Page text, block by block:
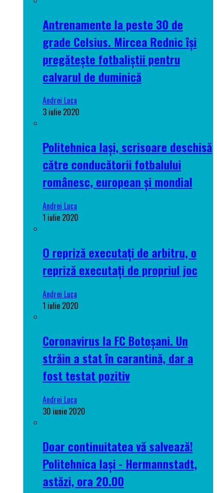
Antrenamente la peste 30 de
grade Celsius. Mircea Rednic își
pregătește fotbaliștii pentru
calvarul de duminică
Andrei Luca
3 iulie 2020
Politehnica Iași, scrisoare deschisă
către conducătorii fotbalului
românesc, european și mondial
Andrei Luca
1 iulie 2020
O repriză executați de arbitru, o
repriză executați de propriul joc
Andrei Luca
1 iulie 2020
Coronavirus la FC Botoșani. Un
străin a stat în carantină, dar a
fost testat pozitiv
Andrei Luca
30 iunie 2020
Doar continuitatea vă salvează!
Politehnica Iași - Hermannstadt,
astăzi, ora 20.00